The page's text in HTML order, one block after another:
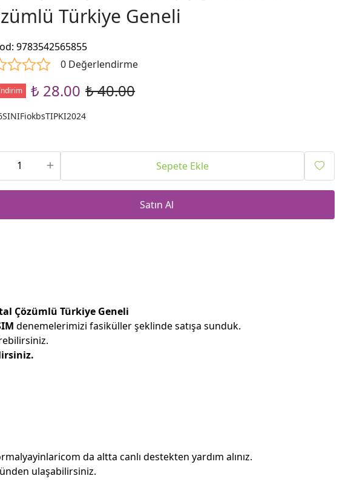
Türkiye Geneli
:9783542565855
0 Değerlendirme
₺ 28.00 ₺ 40.00
Sepete Ekle
Satın Al
Çözümlü Türkiye Geneli
denemelerimizi fasiküller şeklinde satışa sunduk.
da altta canlı destekten yardım alınız.
ulaşabilirsiniz.